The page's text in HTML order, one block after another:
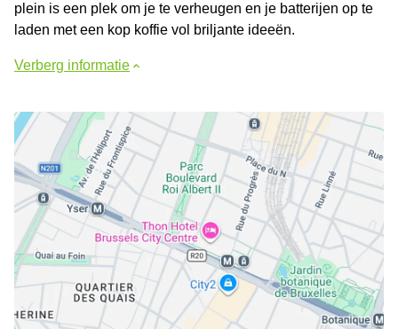
plein is een plek om je te verheugen en je batterijen op te
laden met een kop koffie vol briljante ideeën.
Verberg informatie